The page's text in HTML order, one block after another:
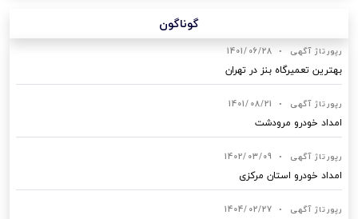
گوناگون
رپورتاژ آگهی •
1401/06/28
بهترین تعمیرگاه بنز در تهران
رپورتاژ آگهی •
1401/08/21
امداد خودرو مرودشت
رپورتاژ آگهی •
1402/03/09
امداد خودرو استان مرکزی
رپورتاژ آگهی •
1404/02/27